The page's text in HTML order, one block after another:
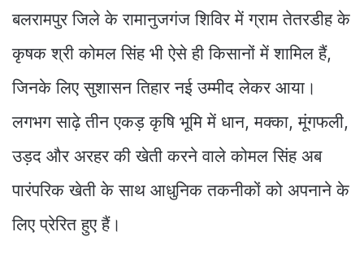
बलरामपुर जिले के रामानुजगंज शिविर में ग्राम तेतरडीह के
कृषक श्री कोमल सिंह भी ऐसे ही किसानों में शामिल हैं,
जिनके लिए सुशासन तिहार नई उम्मीद लेकर आया।
लगभग साढ़े तीन एकड़ कृषि भूमि में धान, मक्का, मूंगफली,
उड़द और अरहर की खेती करने वाले कोमल सिंह अब
पारंपरिक खेती के साथ आधुनिक तकनीकों को अपनाने के
लिए प्रेरित हुए हैं।